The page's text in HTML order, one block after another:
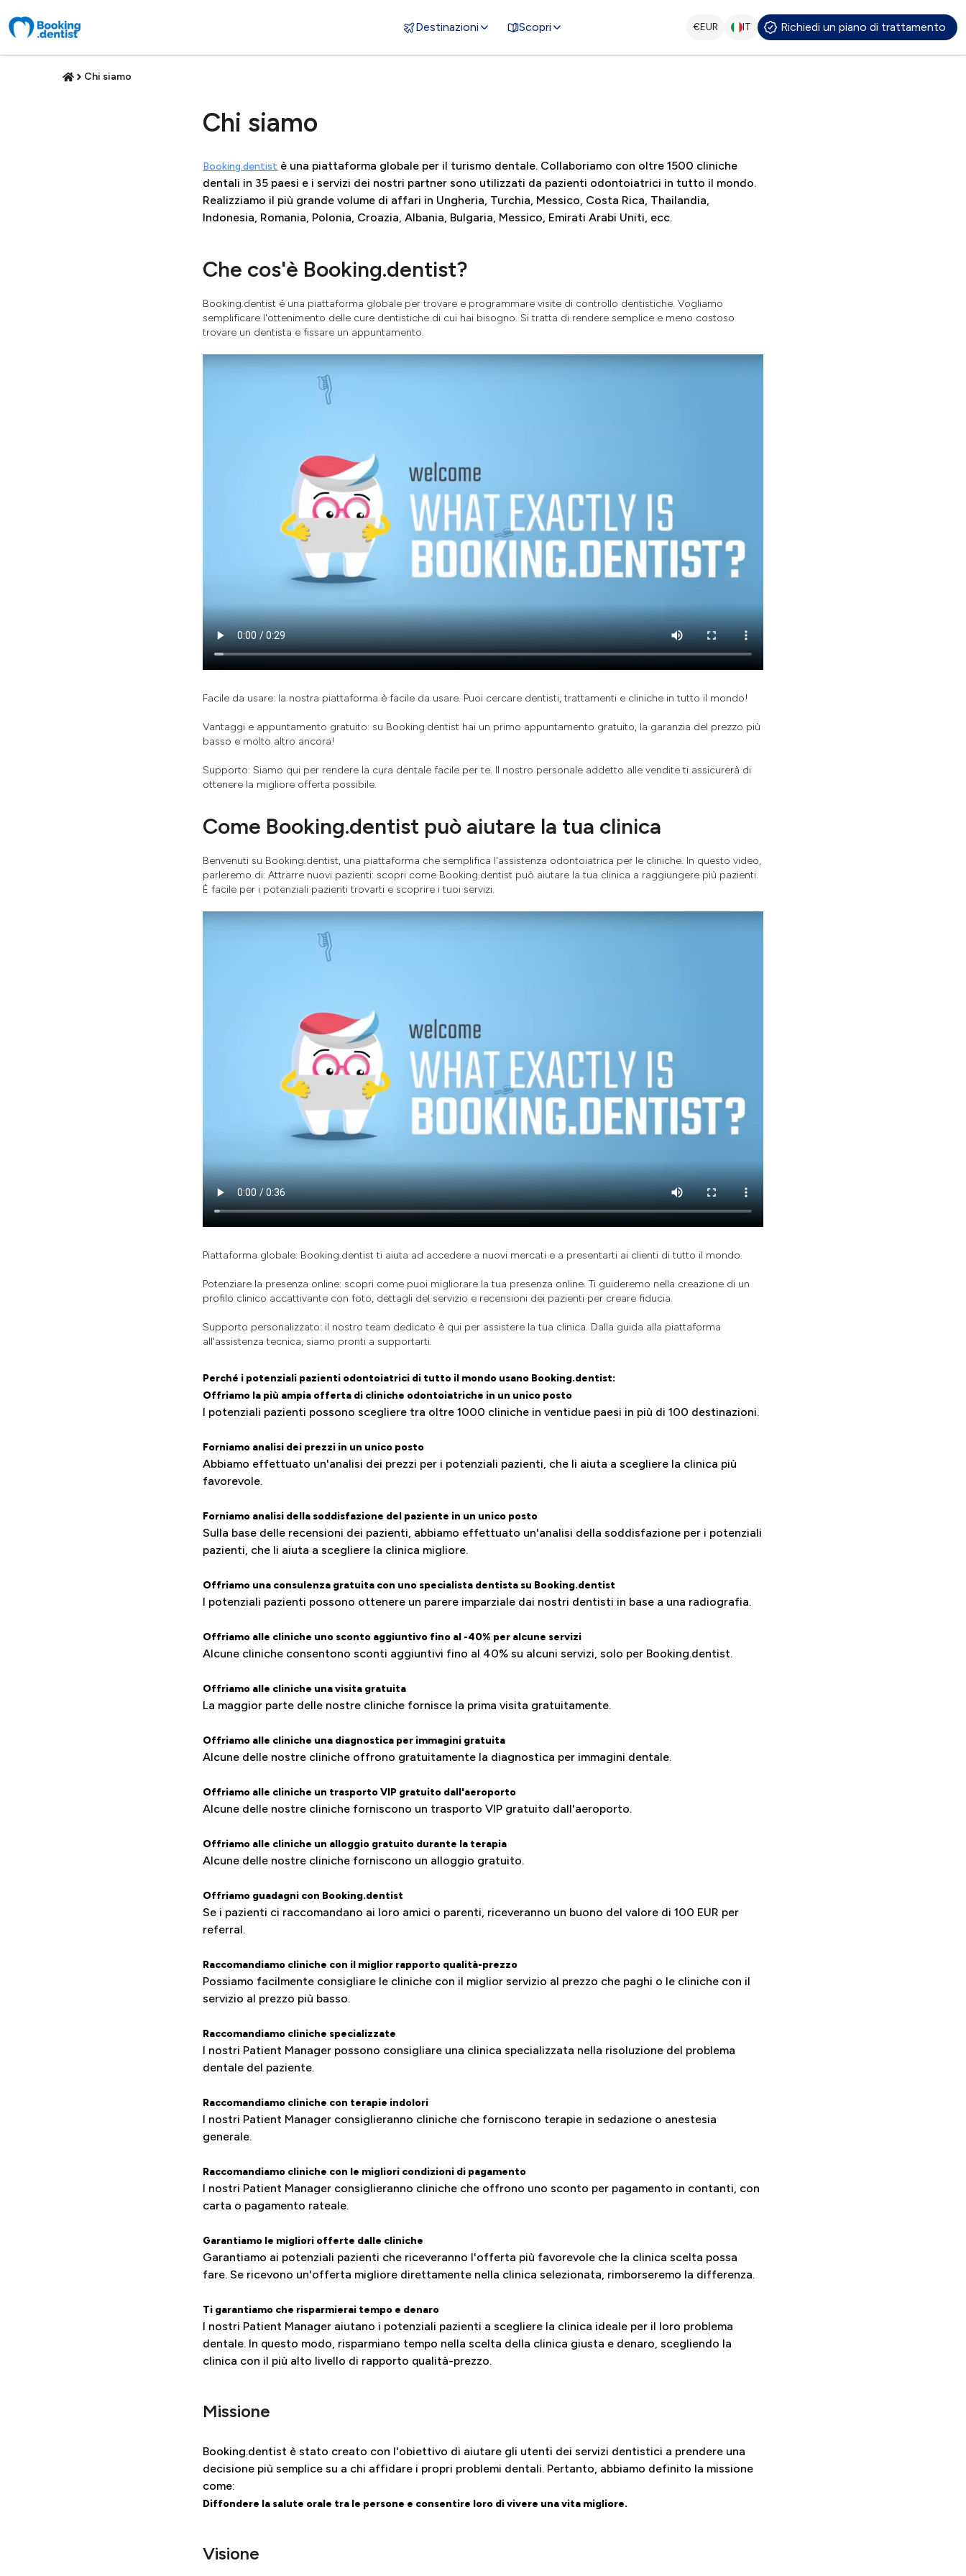
Destinazioni Scopri €EUR IT Richiedi un piano di trattamento
Chi siamo
Chi siamo
Booking.dentist è una piattaforma globale per il turismo dentale. Collaboriamo con oltre 1500 cliniche
dentali in 35 paesi e i servizi dei nostri partner sono utilizzati da pazienti odontoiatrici in tutto il mondo.
Realizziamo il più grande volume di affari in Ungheria, Turchia, Messico, Costa Rica, Thailandia,
Indonesia, Romania, Polonia, Croazia, Albania, Bulgaria, Messico, Emirati Arabi Uniti, ecc.
Che cos'è Booking.dentist?
Booking.dentist è una piattaforma globale per trovare e programmare visite di controllo dentistiche. Vogliamo
semplificare l'ottenimento delle cure dentistiche di cui hai bisogno. Si tratta di rendere semplice e meno costoso
trovare un dentista e fissare un appuntamento.
Facile da usare: la nostra piattaforma è facile da usare. Puoi cercare dentisti, trattamenti e cliniche in tutto il mondo!
Vantaggi e appuntamento gratuito: su Booking.dentist hai un primo appuntamento gratuito, la garanzia del prezzo più
basso e molto altro ancora!
Supporto: Siamo qui per rendere la cura dentale facile per te. Il nostro personale addetto alle vendite ti assicurerà di
ottenere la migliore offerta possibile.
Come Booking.dentist può aiutare la tua clinica
Benvenuti su Booking.dentist, una piattaforma che semplifica l'assistenza odontoiatrica per le cliniche. In questo video,
parleremo di: Attrarre nuovi pazienti: scopri come Booking.dentist può aiutare la tua clinica a raggiungere più pazienti.
È facile per i potenziali pazienti trovarti e scoprire i tuoi servizi.
Piattaforma globale: Booking.dentist ti aiuta ad accedere a nuovi mercati e a presentarti ai clienti di tutto il mondo.
Potenziare la presenza online: scopri come puoi migliorare la tua presenza online. Ti guideremo nella creazione di un
profilo clinico accattivante con foto, dettagli del servizio e recensioni dei pazienti per creare fiducia.
Supporto personalizzato: il nostro team dedicato è qui per assistere la tua clinica. Dalla guida alla piattaforma
all'assistenza tecnica, siamo pronti a supportarti.
Perché i potenziali pazienti odontoiatrici di tutto il mondo usano Booking.dentist:
Offriamo la più ampia offerta di cliniche odontoiatriche in un unico posto
I potenziali pazienti possono scegliere tra oltre 1000 cliniche in ventidue paesi in più di 100 destinazioni.
Forniamo analisi dei prezzi in un unico posto
Abbiamo effettuato un'analisi dei prezzi per i potenziali pazienti, che li aiuta a scegliere la clinica più
favorevole.
Forniamo analisi della soddisfazione del paziente in un unico posto
Sulla base delle recensioni dei pazienti, abbiamo effettuato un'analisi della soddisfazione per i potenziali
pazienti, che li aiuta a scegliere la clinica migliore.
Offriamo una consulenza gratuita con uno specialista dentista su Booking.dentist
I potenziali pazienti possono ottenere un parere imparziale dai nostri dentisti in base a una radiografia.
Offriamo alle cliniche uno sconto aggiuntivo fino al -40% per alcune servizi
Alcune cliniche consentono sconti aggiuntivi fino al 40% su alcuni servizi, solo per Booking.dentist.
Offriamo alle cliniche una visita gratuita
La maggior parte delle nostre cliniche fornisce la prima visita gratuitamente.
Offriamo alle cliniche una diagnostica per immagini gratuita
Alcune delle nostre cliniche offrono gratuitamente la diagnostica per immagini dentale.
Offriamo alle cliniche un trasporto VIP gratuito dall'aeroporto
Alcune delle nostre cliniche forniscono un trasporto VIP gratuito dall'aeroporto.
Offriamo alle cliniche un alloggio gratuito durante la terapia
Alcune delle nostre cliniche forniscono un alloggio gratuito.
Offriamo guadagni con Booking.dentist
Se i pazienti ci raccomandano ai loro amici o parenti, riceveranno un buono del valore di 100 EUR per
referral.
Raccomandiamo cliniche con il miglior rapporto qualità-prezzo
Possiamo facilmente consigliare le cliniche con il miglior servizio al prezzo che paghi o le cliniche con il
servizio al prezzo più basso.
Raccomandiamo cliniche specializzate
I nostri Patient Manager possono consigliare una clinica specializzata nella risoluzione del problema
dentale del paziente.
Raccomandiamo cliniche con terapie indolori
I nostri Patient Manager consiglieranno cliniche che forniscono terapie in sedazione o anestesia
generale.
Raccomandiamo cliniche con le migliori condizioni di pagamento
I nostri Patient Manager consiglieranno cliniche che offrono uno sconto per pagamento in contanti, con
carta o pagamento rateale.
Garantiamo le migliori offerte dalle cliniche
Garantiamo ai potenziali pazienti che riceveranno l'offerta più favorevole che la clinica scelta possa
fare. Se ricevono un'offerta migliore direttamente nella clinica selezionata, rimborseremo la differenza.
Ti garantiamo che risparmierai tempo e denaro
I nostri Patient Manager aiutano i potenziali pazienti a scegliere la clinica ideale per il loro problema
dentale. In questo modo, risparmiano tempo nella scelta della clinica giusta e denaro, scegliendo la
clinica con il più alto livello di rapporto qualità-prezzo.
Missione
Booking.dentist è stato creato con l'obiettivo di aiutare gli utenti dei servizi dentistici a prendere una
decisione più semplice su a chi affidare i propri problemi dentali. Pertanto, abbiamo definito la missione
come:
Diffondere la salute orale tra le persone e consentire loro di vivere una vita migliore.
Visione